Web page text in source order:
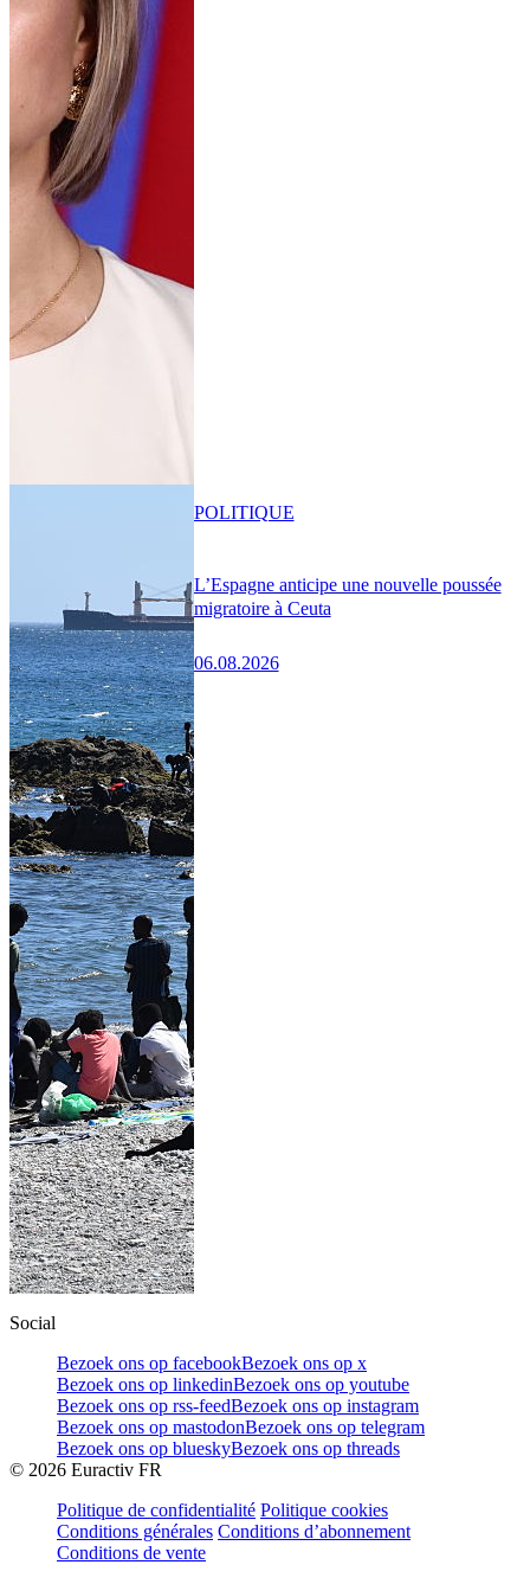
L’Espagne anticipe une nouvelle poussée
migratoire à Ceuta
06.08.2026
POLITIQUE
Social
Bezoek ons op facebookBezoek ons op x
Bezoek ons op linkedinBezoek ons op youtube
Bezoek ons op rss-feedBezoek ons op instagram
Bezoek ons op mastodonBezoek ons op telegram
Bezoek ons op blueskyBezoek ons op threads
© 2026 Euractiv FR
Politique de confidentialité Politique cookies
Conditions générales Conditions d’abonnement
Conditions de vente